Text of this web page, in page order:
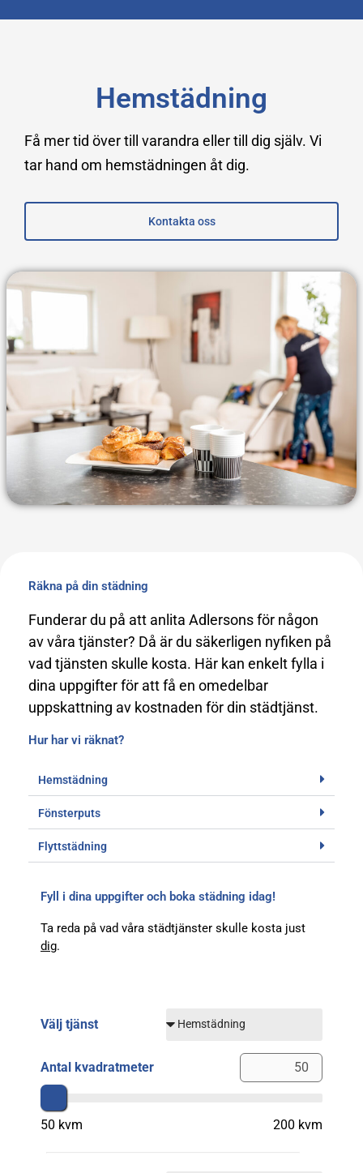
Hemstädning
Få mer tid över till varandra eller till dig själv. Vi
tar hand om hemstädningen åt dig.
Kontakta oss
Räkna på din städning
Funderar du på att anlita Adlersons för någon
av våra tjänster? Då är du säkerligen nyfiken på
vad tjänsten skulle kosta. Här kan enkelt fylla i
dina uppgifter för att få en omedelbar
uppskattning av kostnaden för din städtjänst.
Hur har vi räknat?
Hemstädning
Fönsterputs
Flyttstädning
Fyll i dina uppgifter och boka städning idag!
Ta reda på vad våra städtjänster skulle kosta just
dig.
Välj tjänst
Antal kvadratmeter
50 kvm 200 kvm